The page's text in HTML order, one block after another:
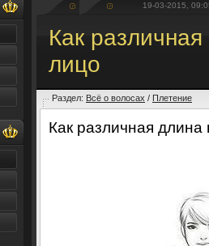
19-03-2015,
Как
лицо
Раздел: Всё о волосах / Плетение
Как различная